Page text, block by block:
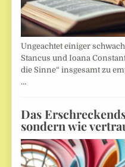
Ungeachtet einiger
Stancus und Ioana
die Sinne“ insgesamt zu
…
Das
sondern wie